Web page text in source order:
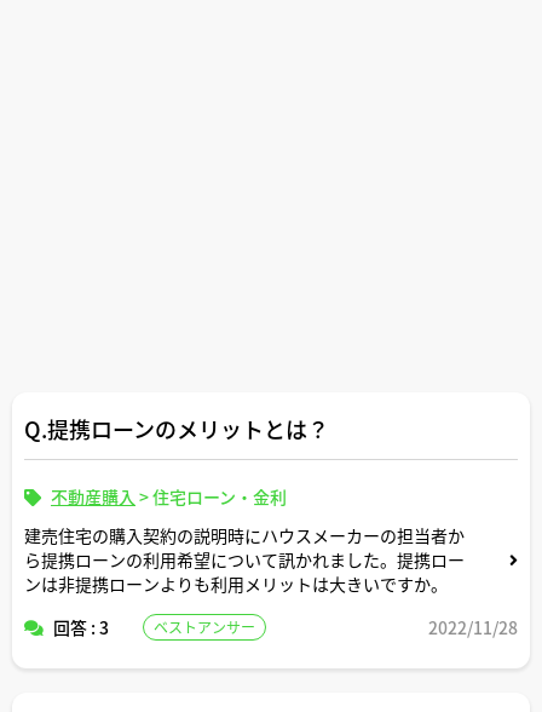
Q.提携ローンのメリットとは？
不動産購入 >住宅ローン・金利
建売住宅の購入契約の説明時にハウスメーカーの担当者か
ら提携ローンの利用希望について訊かれました。提携ロー
ンは非提携ローンよりも利用メリットは大きいですか。
回答 : 3
ベストアンサー 2022/11/28